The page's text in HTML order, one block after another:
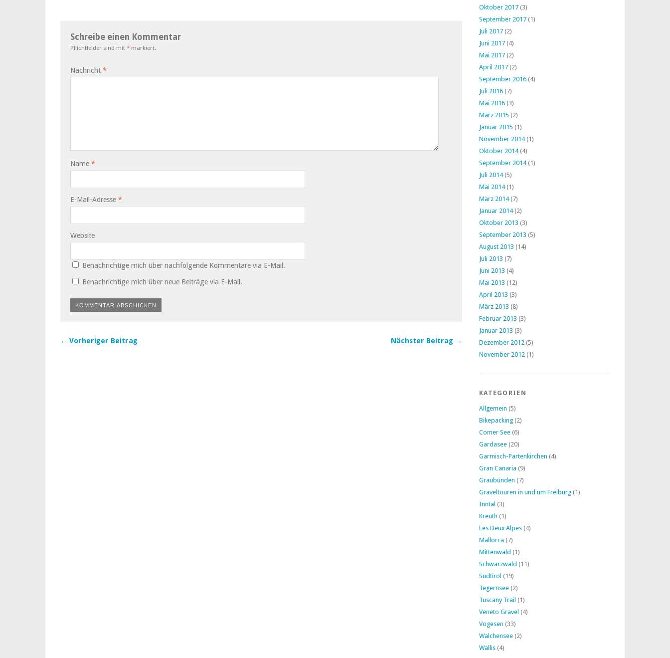
Schreibe einen Kommentar
Pflichtfelder sind mit * markiert.
Nachricht *
Name *
E-Mail-Adresse *
Website
Benachrichtige mich über nachfolgende Kommentare via E-Mail.
Benachrichtige mich über neue Beiträge via E-Mail.
← Vorheriger Beitrag Nächster Beitrag →
Oktober 2017 (3)
September 2017 (1)
Juli 2017 (2)
Juni 2017 (4)
Mai 2017 (2)
April 2017 (2)
September 2016 (4)
Juli 2016 (7)
Mai 2016 (3)
März 2015 (2)
Januar 2015 (1)
November 2014(1)
Oktober 2014(4)
September 2014(1)
Juli 2014(5)
Mai 2014(1)
März 2014(7)
Januar 2014(2)
Oktober 2013 (3)
September 2013 (5)
August 2013 (14)
Juli 2013 (7)
Juni 2013 (4)
Mai 2013 (12)
April 2013 (3)
März 2013 (8)
Februar 2013 (3)
Januar 2013 (3)
Dezember 2012 (5)
November 2012 (1)
KATEGORIEN
Allgemein (5)
Bikepacking (2)
Comer See (6)
Gardasee (20)
Garmisch-Partenkirchen (4)
Gran Canaria (9)
Graubünden (7)
Graveltouren in und um Freiburg (1)
Inntal (3)
Kreuth (1)
Les Deux Alpes (4)
Mallorca (7)
Mittenwald (1)
Schwarzwald (11)
Südtirol (19)
Tegernsee (2)
Tuscany Trail (1)
Veneto Gravel (4)
Vogesen (33)
Walchensee (2)
Wallis (4)